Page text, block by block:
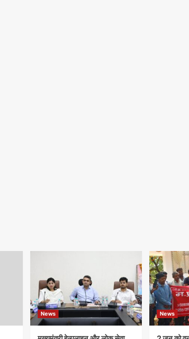
News News